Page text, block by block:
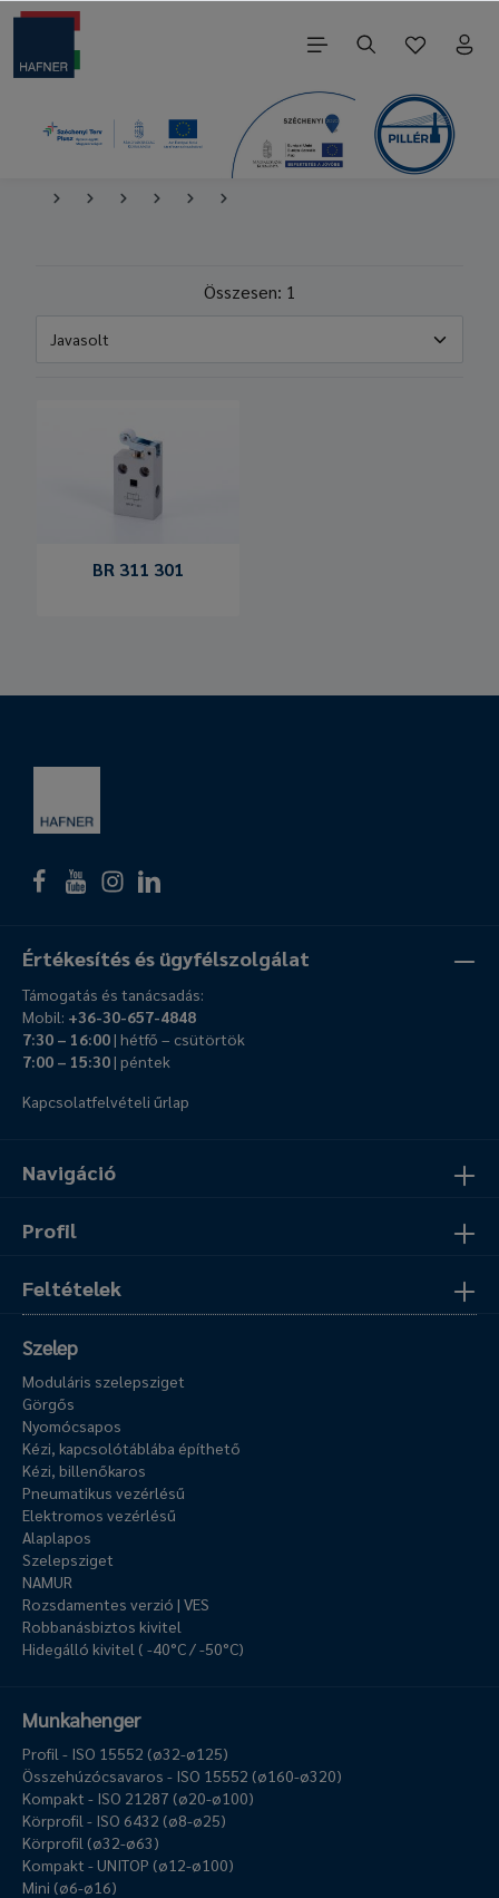
Összesen: 1
BR 311 301
Navigáció
Profil
Feltételek
Értékesítés és ügyfélszolgálat
Támogatás és tanácsadás:
Mobil: +36-30-657-4848
7:30 – 16:00| hétfő – csütörtök
7:00 – 15:30| péntek
Kapcsolatfelvételi űrlap
Szelep
Moduláris szelepsziget
Görgős
Nyomócsapos
Kézi, kapcsolótáblába építhető
Kézi, billenőkaros
Pneumatikus vezérlésű
Elektromos vezérlésű
Alaplapos
Szelepsziget
NAMUR
Rozsdamentes verzió | VES
Robbanásbiztos kivitel
Hidegálló kivitel ( -40°C / -50°C)
Munkahenger
Profil - ISO 15552 (ø32-ø125)
Összehúzócsavaros - ISO 15552 (ø160-ø320)
Kompakt - ISO 21287 (ø20-ø100)
Körprofil - ISO 6432 (ø8-ø25)
Körprofil (ø32-ø63)
Kompakt - UNITOP (ø12-ø100)
Mini (ø6-ø16)